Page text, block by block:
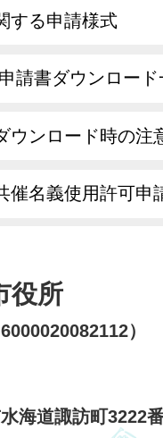
する申請様式
請書ダウンロード
ウンロード時の注
催名義使用許可申
役所
）
海道諏訪町3222